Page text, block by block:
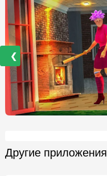
❮
Другие приложения